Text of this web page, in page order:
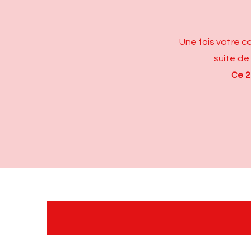
Une fois votre
suite de
Ce